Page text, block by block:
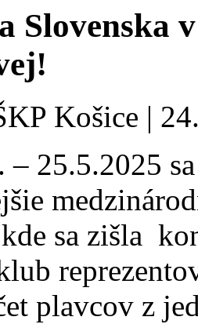
Slovenska
Košice |
– 25.5.2025
kde sa zišla
plavcov z